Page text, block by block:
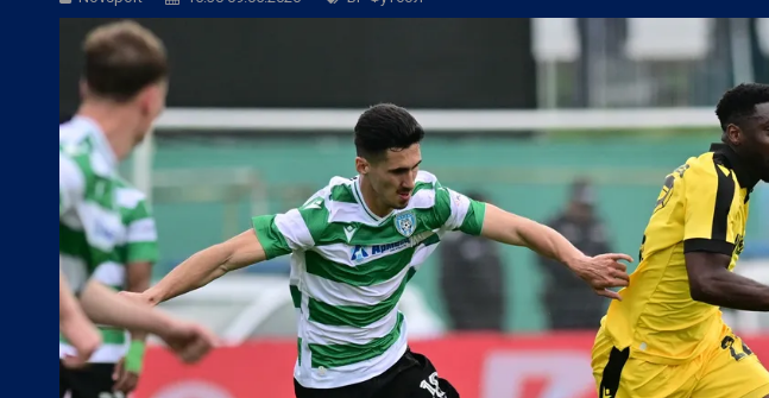
БГ Футбол:ЦСКА към феновете: Остана само една крачка!
ЦСКА покори 20-а държава